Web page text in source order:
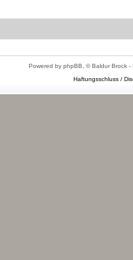
Powered by phpBB, © Baldur Brock -
Haftungsschluss /